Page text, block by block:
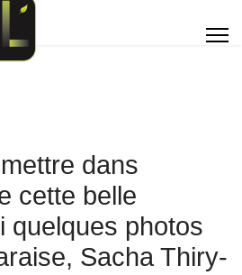
dans
cette belle
quelques photos
Sacha Thiry-